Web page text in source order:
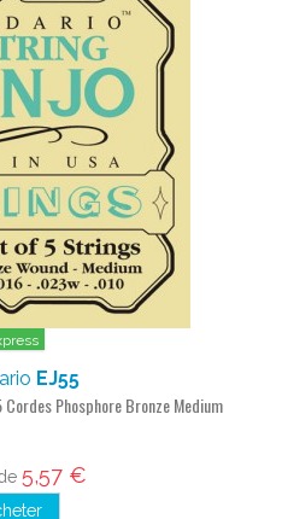
EJ55
Phosphore Bronze Medium
5,57 €